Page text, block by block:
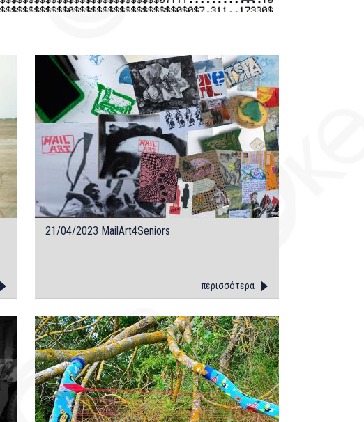
21/04/2023 MailArt4Seniors
περισσότερα